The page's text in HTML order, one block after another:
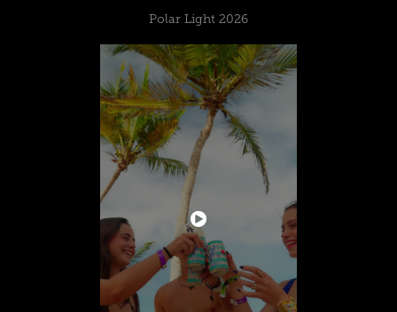
Polar Light 2026